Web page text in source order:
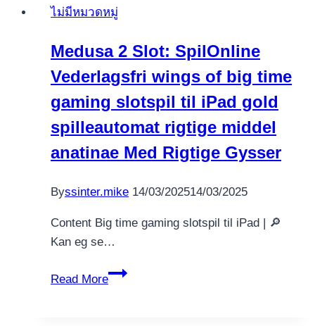
Casino’s
Structure
ไม่มีหมวดหมู่
Medusa 2 Slot: SpilOnline
Vederlagsfri wings of big time
gaming slotspil til iPad gold
spilleautomat rigtige middel
anatinae Med Rigtige Gysser
Byssinter.mike 14/03/202514/03/2025
Content Big time gaming slotspil til iPad | 🔎
Kan eg se…
Read More
Medusa